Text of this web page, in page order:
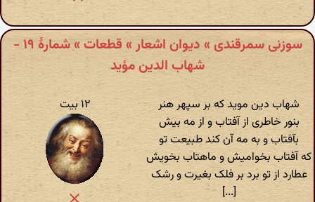
سوزنی سمرقندی » دیوان اشعار » قطعات » شمارهٔ ۱۹ -
شهاب الدین مؤید
شهاب دین موید که بر سپهر هنر
بنور خاطری از آفتاب و از مه بیش
بآفتاب و به مه آن کند طبیعت تو
که آفتاب بخوامیش و ماهتاب بخویش
عطارد از تو برد بر فلک بغیرت و رشک
[...]
۱۲ بیت